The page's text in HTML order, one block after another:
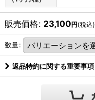
販売価格: 23,100円(税込)
数量:
返品特約に関する重要事項